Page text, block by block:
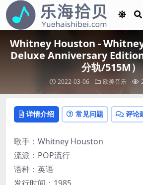
Whitney Houston -
Deluxe Anniversary
分轨/515M）
2022-03-06 欧美音乐
详情介绍 常见问题 评论
歌手：Whitney Houston
流派：POP流行
语种：英语